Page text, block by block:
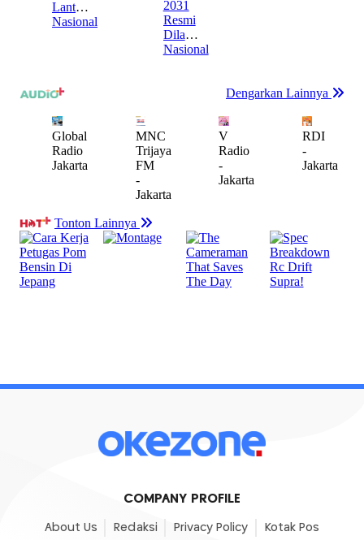
COMPANY PROFILE
About Us Redaksi Privacy Policy Kotak Pos